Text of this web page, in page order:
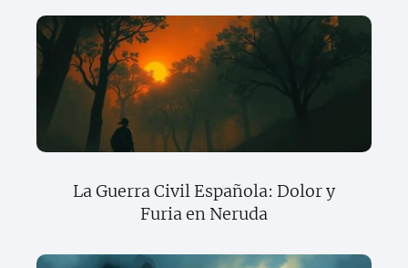
La Guerra Civil Española: Dolor y
Furia en Neruda